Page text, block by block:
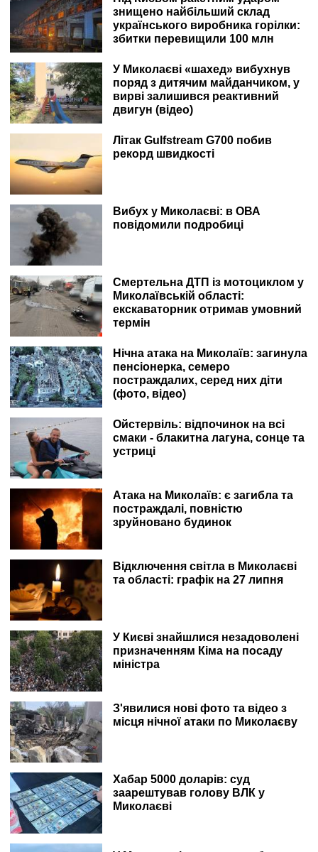
знищено найбільший склад
українського виробника горілки:
збитки перевищили 100 млн
У Миколаєві «шахед» вибухнув
поряд з дитячим майданчиком, у
вирві залишився реактивний
двигун (відео)
Літак Gulfstream G700 побив
рекорд швидкості
Вибух у Миколаєві: в ОВА
повідомили подробиці
Смертельна ДТП із мотоциклом у
Миколаївській області:
екскаваторник отримав умовний
термін
Нічна атака на Миколаїв: загинула
пенсіонерка, семеро
постраждалих, серед них діти
(фото, відео)
Ойстервіль: відпочинок на всі
смаки - блакитна лагуна, сонце та
устриці
Атака на Миколаїв: є загибла та
постраждалі, повністю
зруйновано будинок
Відключення світла в Миколаєві
та області: графік на 27 липня
У Києві знайшлися незадоволені
призначенням Кіма на посаду
міністра
З'явилися нові фото та відео з
місця нічної атаки по Миколаєву
Хабар 5000 доларів: суд
заарештував голову ВЛК у
Миколаєві